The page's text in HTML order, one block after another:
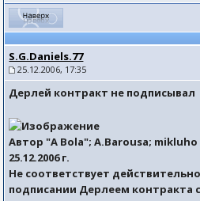
S.G.Daniels.77
25.12.2006, 17:35
Дерлей контракт не подписывал
Автор "A Bola"; A.Barousa; mikluho
25.12.2006 г.
Не соответствует
подписании Дерлеем контракта